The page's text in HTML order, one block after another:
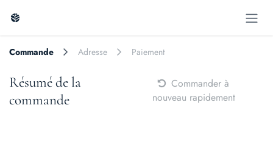
Commande Adresse Paiement
Résumé de la
commande
Commander à
nouveau rapidement